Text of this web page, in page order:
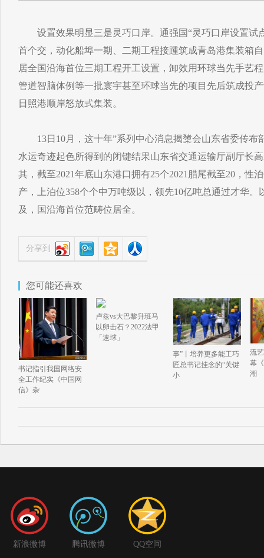
设置效果明显三是灵巧口岸。通强国“灵巧口岸设置试
首个交，动化船埠一期、二期工程接踵筑成青岛港集装箱
居全国沿海首位三期工程开工设置，卸效用环球当先手艺
管道智脑体例等一批寰宇甚至环球当先的项目先后筑成投
日照港顺岸怒放式集装。
13日10月，这十年”系列中心消息揭橥会山东省委传布
水运奇迹起色所得到的闭键结果山东省交通运输厅副厅长
其，截至2021年底山东港口拥有25个2021腊尾截至20，性
产，上泊位358个个中万吨级以，领先10亿吨总通过才华。
及，国沿海首位范畴位居全。
分享到
您可能还喜欢
书记指引我国网络安
全工作纪实《中国网
信》杂
卢兹vs大巴黎升班马
以卵击石？2022法甲
「速球」
事”丨培养更多能工巧
匠总书记挂念的“关键
小
流
幕
潮
新浪微博 腾讯微博 QQ空间